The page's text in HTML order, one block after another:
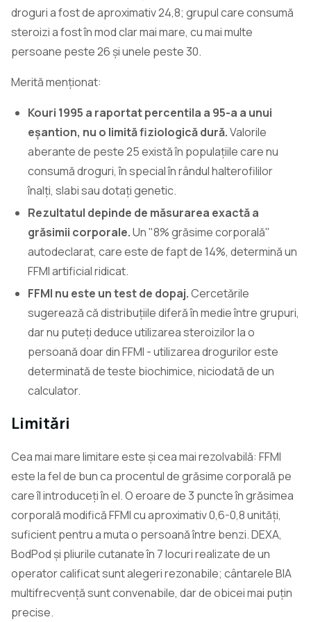
droguri a fost de aproximativ 24,8; grupul care consumă
steroizi a fost în mod clar mai mare, cu mai multe
persoane peste 26 și unele peste 30.
Merită menționat:
Kouri 1995 a raportat percentila a 95-a a unui
eșantion, nu o limită fiziologică dură.Valorile
aberante de peste 25 există în populațiile care nu
consumă droguri, în special în rândul halterofililor
înalți, slabi sau dotați genetic.
Rezultatul depinde de măsurarea exactă a
grăsimii corporale.Un "8% grăsime corporală"
autodeclarat, care este de fapt de 14%, determină un
FFMI artificial ridicat.
FFMI nu este un test de dopaj.Cercetările
sugerează că distribuțiile diferă în medie între grupuri,
dar nu puteți deduce utilizarea steroizilor la o
persoană doar din FFMI - utilizarea drogurilor este
determinată de teste biochimice, niciodată de un
calculator.
Limitări
Cea mai mare limitare este și cea mai rezolvabilă: FFMI
este la fel de bun ca procentul de grăsime corporală pe
care îl introduceți în el. O eroare de 3 puncte în grăsimea
corporală modifică FFMI cu aproximativ 0,6-0,8 unități,
suficient pentru a muta o persoană între benzi. DEXA,
BodPod și pliurile cutanate în 7 locuri realizate de un
operator calificat sunt alegeri rezonabile; cântarele BIA
multifrecvență sunt convenabile, dar de obicei mai puțin
precise.